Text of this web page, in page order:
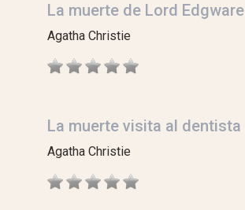
La muerte de Lord Edgware
Agatha Christie
La muerte visita al dentista
Agatha Christie